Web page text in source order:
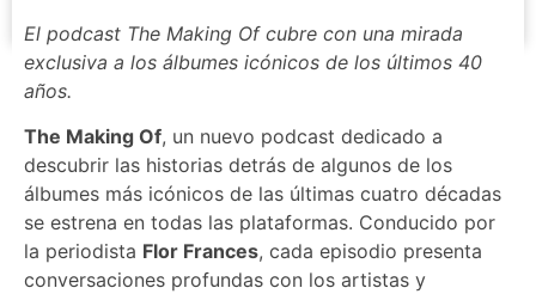
El podcast The Making Of cubre con una mirada
exclusiva a los álbumes icónicos de los últimos 40
años.
The Making Of, un nuevo podcast dedicado a
descubrir las historias detrás de algunos de los
álbumes más icónicos de las últimas cuatro décadas
se estrena en todas las plataformas. Conducido por
la periodista Flor Frances, cada episodio presenta
conversaciones profundas con los artistas y